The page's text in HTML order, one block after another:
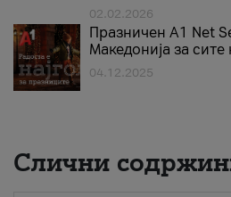
02.02.2026
Празничен A1 Net
Македонија за
04.12.2025
Слични